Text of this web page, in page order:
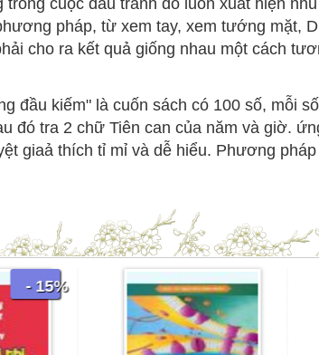
cuộc đấu tranh đó luôn xuất hiện
pháp, từ xem tay, xem tướng mặt,
cho ra kết quả giống nhau một cách
đầu kiếm" là cuốn sách có 100 số, mỗi
đó tra 2 chữ Tiên can của năm và giờ.
giaả thích tỉ mỉ và dễ hiểu. Phương